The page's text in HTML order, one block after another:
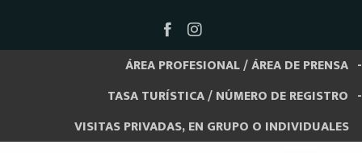
ÁREA PROFESIONAL / ÁREA DE PRENSA
TASA TURÍSTICA / NÚMERO DE REGISTRO
VISITAS PRIVADAS, EN GRUPO O INDIVIDUALES